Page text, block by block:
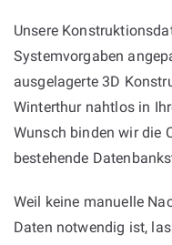
Unsere
Systemvorgaben
ausgelagerte 3D
Winterthur nahtlos in
Wunsch binden wir die
bestehende
Weil keine manuelle
Daten notwendig ist,